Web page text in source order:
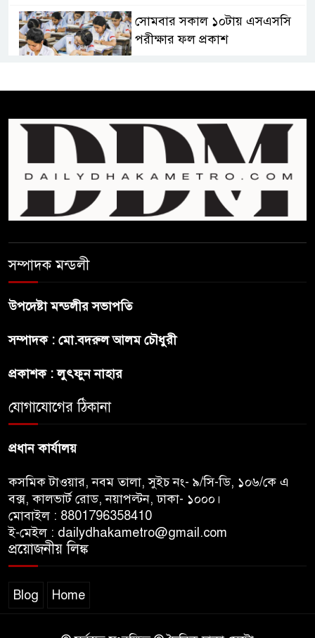
সোমবার সকাল ১০টায় এসএসসি
পরীক্ষার ফল প্রকাশ
প্রধানমন্ত্রী
ফিফা সভাপতির বিরুদ্ধে এবার
‘নারী সংক্রান্ত অভিযোগ
ছেলেকে নিয়ে রোনালদোর যে বড়
ট্রাম্পের ৪০ কোটি ডলারের ‘বলরুম
সম্পাদক মন্ডলী
উপদেষ্টা মন্ডলীর সভাপতি
সম্পাদক : মো.বদরুল আলম চৌধুরী
প্রকাশক : লুৎফুন নাহার
যোগাযোগের ঠিকানা
প্রধান কার্যালয়
কসমিক টাওয়ার, নবম তালা, সুইচ নং- ৯/সি-ডি, ১০৬/কে এ
বক্স, কালভার্ট রোড, নয়াপল্টন, ঢাকা- ১০০০।
মোবাইল : 8801796358410
ই-মেইল : dailydhakametro@gmail.com
প্রয়োজনীয় লিঙ্ক
Blog Home